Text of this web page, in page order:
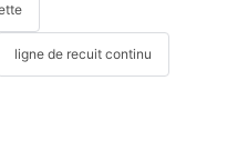
ligne de recuit continu